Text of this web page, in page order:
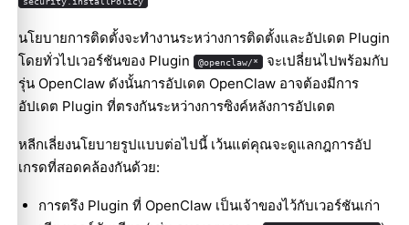
นโยบายการติดตั้งจะทำงานระหว่างการติดตั้งและอัปเดต Plugin
โดยทั่วไปเวอร์ชันของ Plugin
@openclaw/* จะเปลี่ยนไปพร้อมกับ
รุ่น OpenClaw ดังนั้นการอัปเดต OpenClaw อาจต้องมีการ
อัปเดต Plugin ที่ตรงกันระหว่างการซิงค์หลังการอัปเดต
หลีกเลี่ยงนโยบายรูปแบบต่อไปนี้ เว้นแต่คุณจะดูแลกฎการอัป
เกรดที่สอดคล้องกันด้วย:
การตรึง Plugin ที่ OpenClaw เป็นเจ้าของไว้กับเวอร์ชันเก่า